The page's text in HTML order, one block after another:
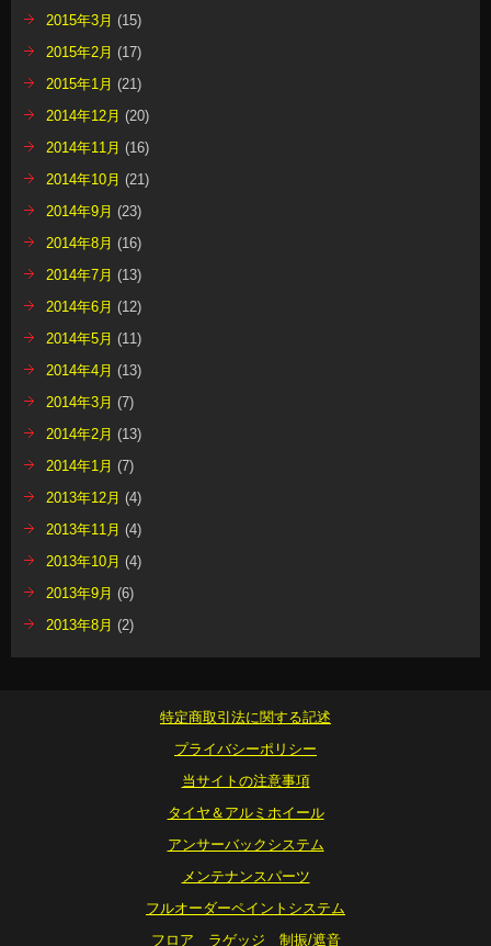
2015年3月 (15)
2015年2月 (17)
2015年1月 (21)
2014年12月 (20)
2014年11月 (16)
2014年10月 (21)
2014年9月 (23)
2014年8月 (16)
2014年7月 (13)
2014年6月 (12)
2014年5月 (11)
2014年4月 (13)
2014年3月 (7)
2014年2月 (13)
2014年1月 (7)
2013年12月 (4)
2013年11月 (4)
2013年10月 (4)
2013年9月 (6)
2013年8月 (2)
特定商取引法に関する記述
プライバシーポリシー
当サイトの注意事項
タイヤ＆アルミホイール
アンサーバックシステム
メンテナンスパーツ
フルオーダーペイントシステム
フロア ラゲッジ 制振/遮音